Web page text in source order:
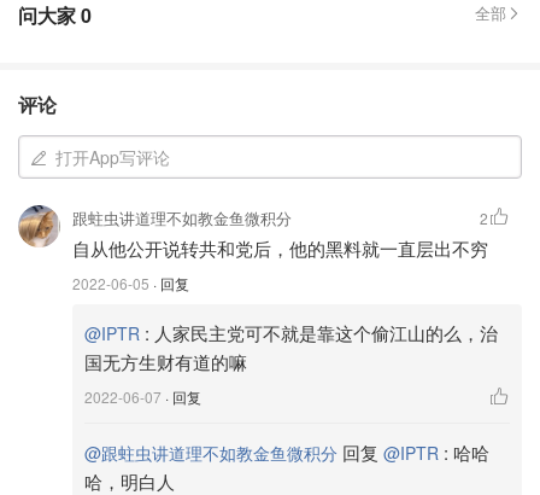
问大家0 全部
评论
打开App写评论
跟蛀虫讲道理不如教金鱼微积分
自从他公开说转共和党后，他的黑料就一直层出不穷
2022-06-05 · 回复
2
@IPTR : 人家民主党可不就是靠这个偷江山的么，治
国无方生财有道的嘛
2022-06-07 · 回复
@跟蛀虫讲道理不如教金鱼微积分 回复 @IPTR : 哈哈
哈，明白人